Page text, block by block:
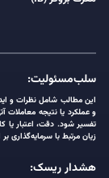
سلب‌مسئولیت:
این مطالب شامل نظرات و
و عملکرد یا نتیجه معاملات
تفسیر شود. دقت، اعتبار
زیان مرتبط با
هشدار ریسک: